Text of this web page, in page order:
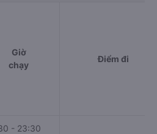
Giờ
chạy
Điểm đi
- 23:30